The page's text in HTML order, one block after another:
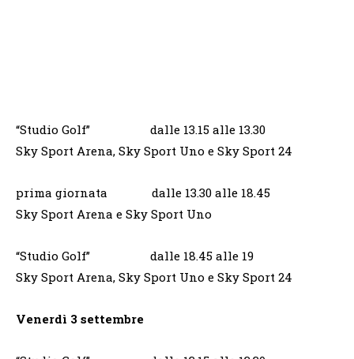
“Studio Golf” dalle 13.15 alle 13.30
Sky Sport Arena, Sky Sport Uno e Sky Sport 24
prima giornata dalle 13.30 alle 18.45
Sky Sport Arena e Sky Sport Uno
“Studio Golf” dalle 18.45 alle 19
Sky Sport Arena, Sky Sport Uno e Sky Sport 24
Venerdì 3 settembre